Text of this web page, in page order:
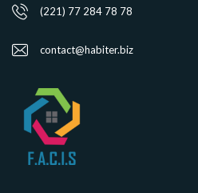
(221) 77 284 78 78
contact@habiter.biz